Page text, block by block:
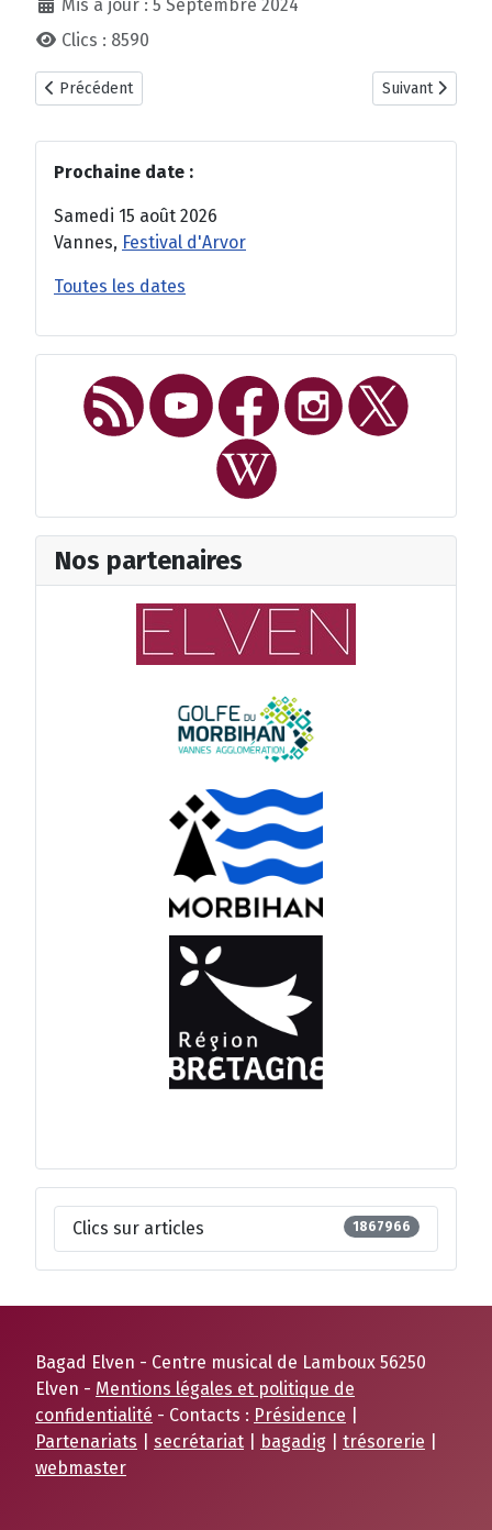
Mis à jour : 5 Septembre 2024
Clics : 8590
Article précédent : Des Fables houleuses aux Nuits de Largoët
Précédent Article suivant :
Suivant
Prochaine date :
Samedi 15 août 2026
Vannes, Festival d'Arvor
Toutes les dates
Nos partenaires
Clics sur articles 1867966
Bagad Elven - Centre musical de Lamboux 56250
Elven - Mentions légales et politique de
confidentialité - Contacts : Présidence
Partenariats
secrétariat bagadig trésorerie
webmaster